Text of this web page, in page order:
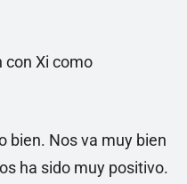
con Xi como
bien. Nos va muy bien
ha sido muy positivo.